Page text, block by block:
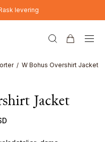
levering
W Bohus Overshirt Jacket
Jacket